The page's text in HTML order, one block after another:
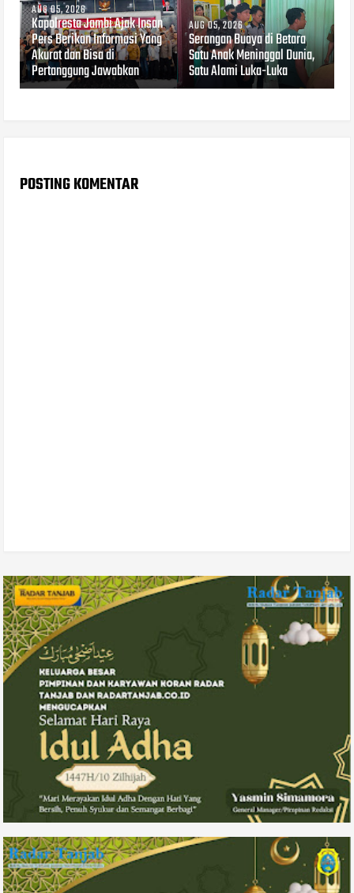
AUG 05, 2026
Kapolresta Jambi Ajak Insan
Pers Berikan Informasi Yang
Akurat dan Bisa di
Pertanggung Jawabkan
AUG 05, 2026
Serangan Buaya di Betara
Satu Anak Meninggal Dunia,
Satu Alami Luka-Luka
POSTING KOMENTAR